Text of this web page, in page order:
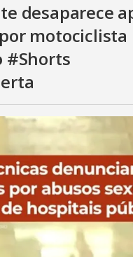
desaparece
motociclista
#Shorts